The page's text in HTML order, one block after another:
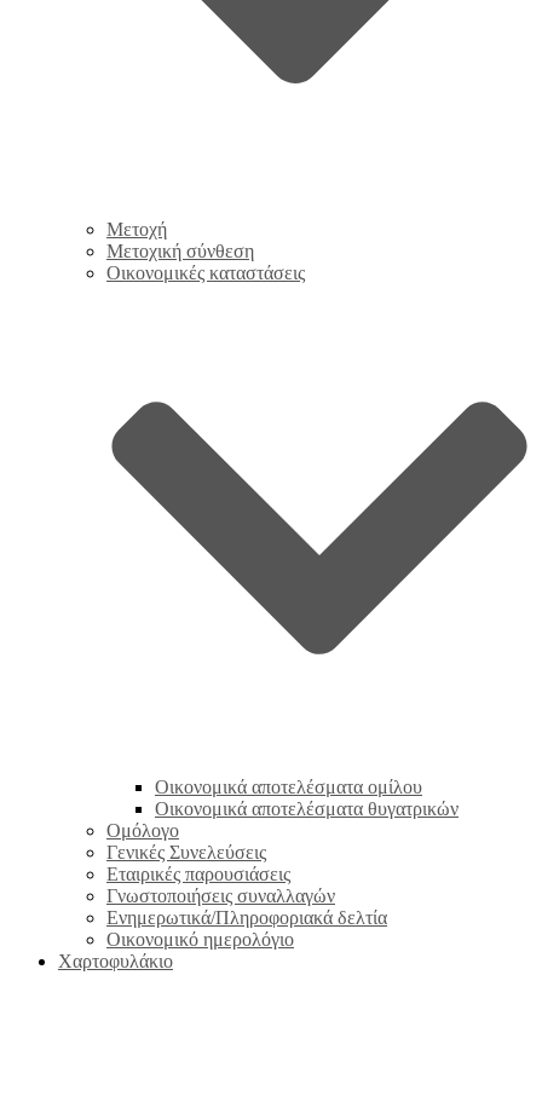
Μετοχή
Μετοχική σύνθεση
Οικονομικές καταστάσεις
Οικονομικά αποτελέσματα ομίλου
Οικονομικά αποτελέσματα θυγατρικών
Ομόλογο
Γενικές Συνελεύσεις
Εταιρικές παρουσιάσεις
Γνωστοποιήσεις συναλλαγών
Ενημερωτικά/Πληροφοριακά δελτία
Οικονομικό ημερολόγιο
Χαρτοφυλάκιο